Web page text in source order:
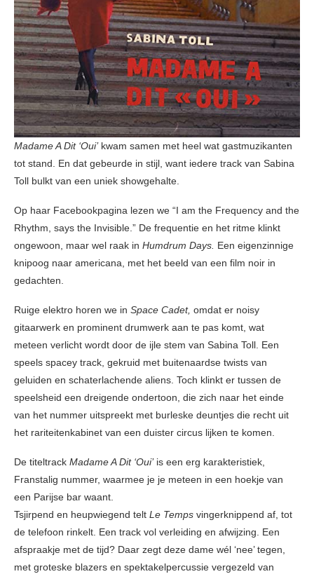
Madame A Dit ‘Oui’kwam samen met heel wat gastmuzikanten
tot stand. En dat gebeurde in stijl, want iedere track van Sabina
Toll bulkt van een uniek showgehalte.
Op haar Facebookpagina lezen we “I am the Frequency and the
Rhythm, says the Invisible.” De frequentie en het ritme klinkt
ongewoon, maar wel raak in Humdrum Days. Een eigenzinnige
knipoog naar americana, met het beeld van een film noir in
gedachten.
Ruige elektro horen we in Space Cadet, omdat er noisy
gitaarwerk en prominent drumwerk aan te pas komt, wat
meteen verlicht wordt door de ijle stem van Sabina Toll. Een
speels spacey track, gekruid met buitenaardse twists van
geluiden en schaterlachende aliens. Toch klinkt er tussen de
speelsheid een dreigende ondertoon, die zich naar het einde
van het nummer uitspreekt met burleske deuntjes die recht uit
het rariteitenkabinet van een duister circus lijken te komen.
De titeltrack Madame A Dit ‘Oui’is een erg karakteristiek,
Franstalig nummer, waarmee je je meteen in een hoekje van
een Parijse bar waant.
Tsjirpend en heupwiegend telt Le Temps vingerknippend af, tot
de telefoon rinkelt. Een track vol verleiding en afwijzing. Een
afspraakje met de tijd? Daar zegt deze dame wél ‘nee’ tegen,
met groteske blazers en spektakelpercussie vergezeld van